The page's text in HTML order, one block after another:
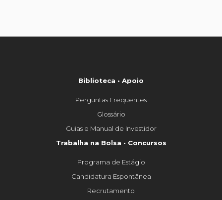
Biblioteca • Apoio
Perguntas Frequentes
Glossário
Guias e Manual de Investidor
Trabalha na Bolsa • Concursos
Programa de Estágio
Candidatura Espontânea
Recrutamento